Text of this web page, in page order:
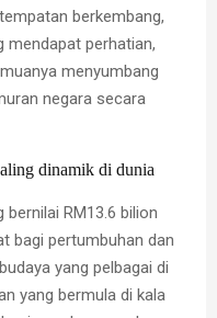
berkembang,
mendapat perhatian,
menyumbang
negara secara
dinamik di dunia
RM13.6 bilion
bagi pertumbuhan dan
yang pelbagai di
yang bermula di kala